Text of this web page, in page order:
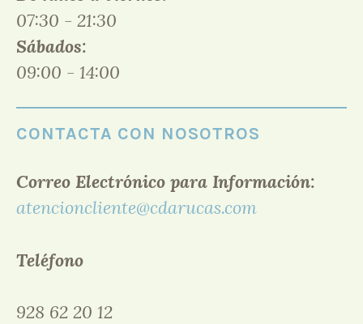
07:30 - 21:30
Sábados:
09:00 - 14:00
CONTACTA CON NOSOTROS
Correo Electrónico para Información:
atencioncliente@cdarucas.com
Teléfono
928 62 20 12